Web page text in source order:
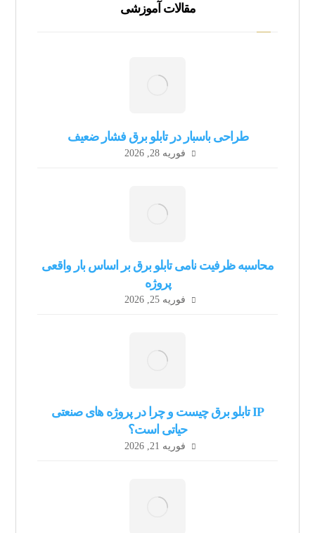
مقالات آموزشی
طراحی باسبار در تابلو برق فشار ضعیف
فوریه 28, 2026
محاسبه ظرفیت نامی تابلو برق بر اساس بار واقعی
پروژه
فوریه 25, 2026
IP تابلو برق چیست و چرا در پروژه های صنعتی
حیاتی است؟
فوریه 21, 2026